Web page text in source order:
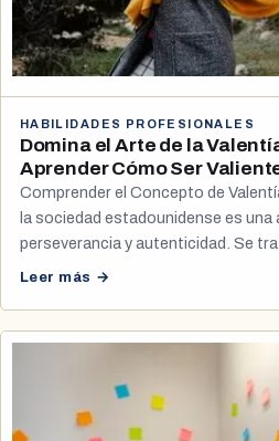
HABILIDADES PROFESIONALES
Domina el Arte de la
Aprender Cómo Ser
Comprender el Concepto de
la sociedad estadounidense es una
perseverancia y autenticidad. Se
Leer más →